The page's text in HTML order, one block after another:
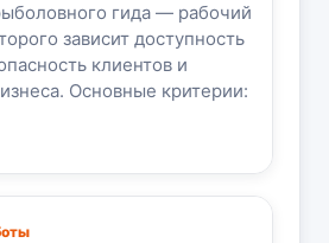
гида — рабочий
зависит доступность
клиентов и
Основные критерии: